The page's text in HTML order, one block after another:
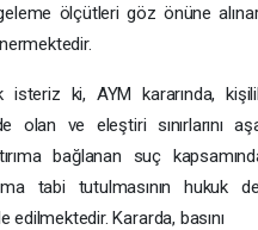
ölçütleri göz önüne
isteriz ki, AYM kararında,
olan ve eleştiri sınırlarını
bağlanan suç
tabi tutulmasının hukuk
edilmektedir. Kararda, basını